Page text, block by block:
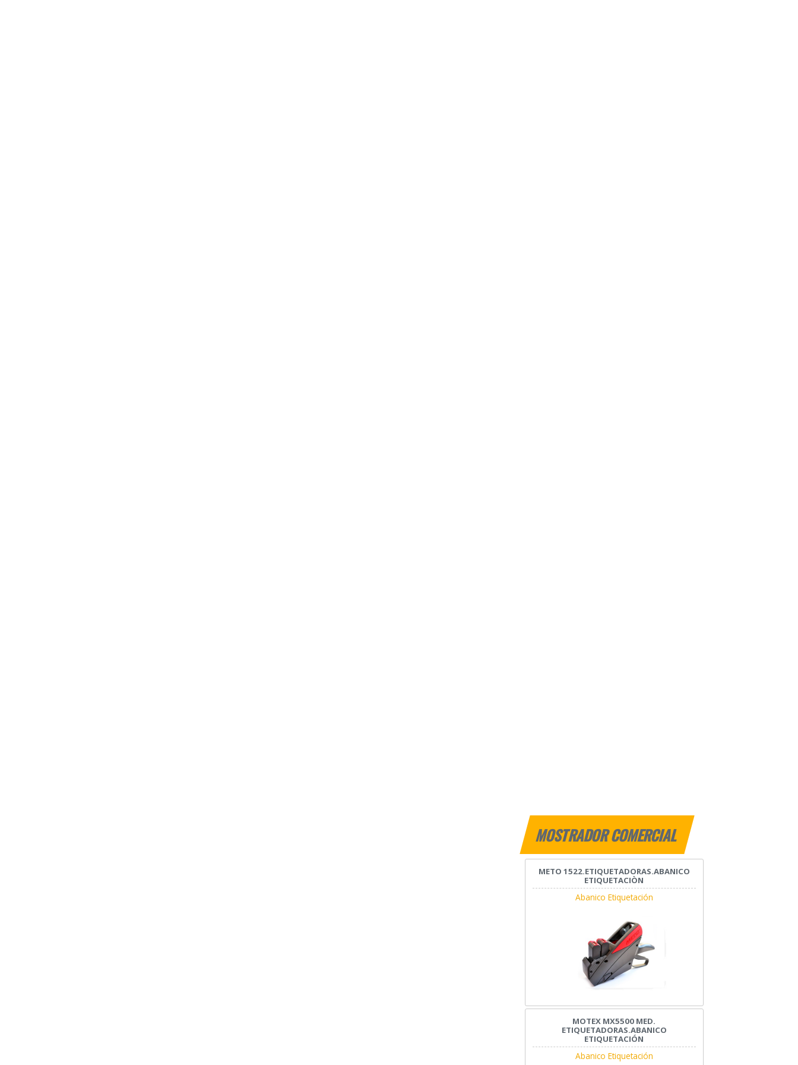
MOSTRADOR COMERCIAL
METO 1522.ETIQUETADORAS.ABANICO
ETIQUETACIÒN
Abanico Etiquetación
MOTEX MX5500 MED.
ETIQUETADORAS.ABANICO
ETIQUETACIÓN
Abanico Etiquetación